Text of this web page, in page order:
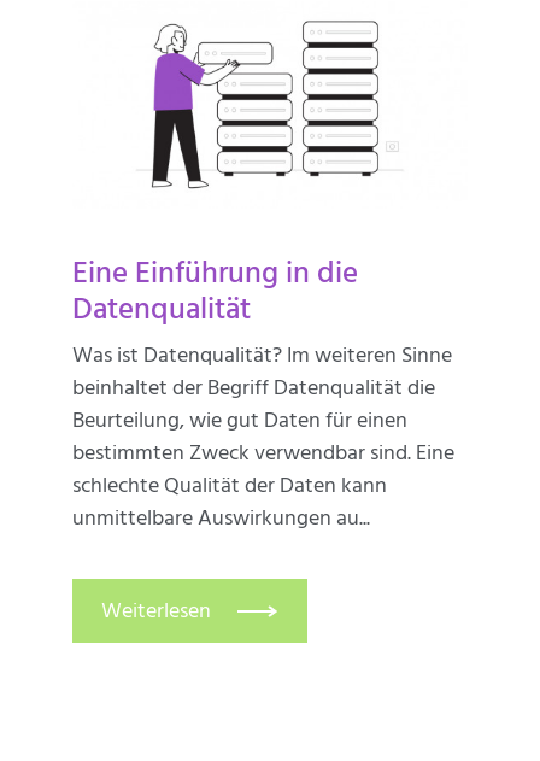
Eine Einführung in die
Datenqualität
Was ist Datenqualität? Im weiteren Sinne
beinhaltet der Begriff Datenqualität die
Beurteilung, wie gut Daten für einen
bestimmten Zweck verwendbar sind. Eine
schlechte Qualität der Daten kann
unmittelbare Auswirkungen au...
Weiterlesen